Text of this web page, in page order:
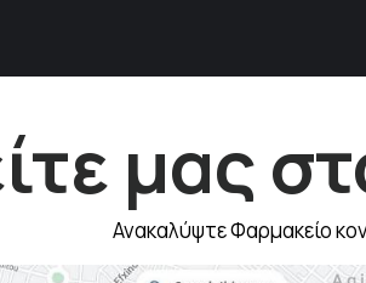
μας
Ανακαλύψτε Φαρμακείο